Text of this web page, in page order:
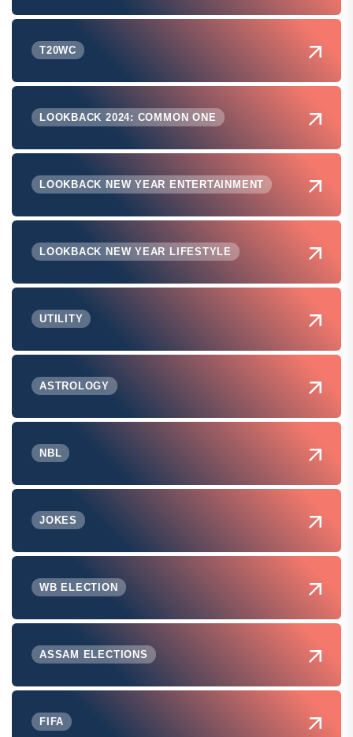
T20WC
LOOKBACK 2024: COMMON ONE
LOOKBACK NEW YEAR ENTERTAINMENT
LOOKBACK NEW YEAR LIFESTYLE
UTILITY
ASTROLOGY
NBL
JOKES
WB ELECTION
ASSAM ELECTIONS
FIFA